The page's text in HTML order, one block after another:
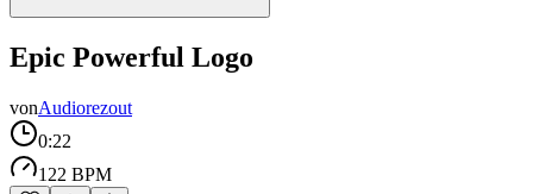
Epic Powerful Logo
vonAudiorezout
0:22
122 BPM